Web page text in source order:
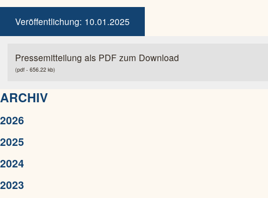
Veröffentlichung: 10.01.2025
Pressemitteilung als PDF zum Download
(pdf - 656.22 kb)
ARCHIV
2026
2025
2024
2023